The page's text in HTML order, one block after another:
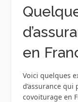
en
Voici quelques
d’assurance qui
covoiturage en